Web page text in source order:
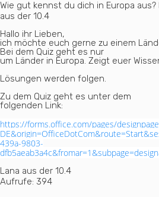
Wie gut kennst du dich in Europa aus?
aus der 10.4
Hallo ihr Lieben,
ich möchte euch gerne zu einem
Bei dem Quiz geht es nur
um Länder in Europa. Zeigt euer
Lösungen werden folgen.
Zu dem Quiz geht es unter dem
folgenden Link:
https://forms.office.com/pages/
439a-9803-
Lana aus der 10.4
Aufrufe: 394